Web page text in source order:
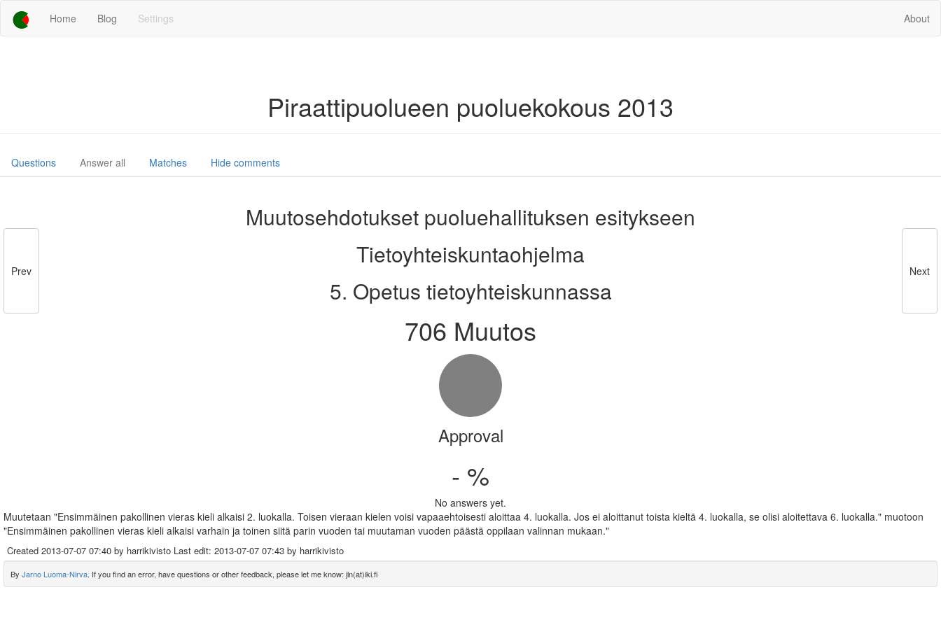
Home Blog Settings About
Piraattipuolueen puoluekokous 2013
Questions Answer all Matches Hide comments
Prev
Muutosehdotukset puoluehallituksen esitykseen
Tietoyhteiskuntaohjelma
5. Opetus tietoyhteiskunnassa
706 Muutos
Next
Approval
- %
No answers yet.
Muutetaan "Ensimmäinen pakollinen vieras kieli alkaisi 2. luokalla. Toisen vieraan kielen voisi vapaaehtoisesti aloittaa 4. luokalla. Jos ei aloittanut toista kieltä 4. luokalla, se olisi aloitettava 6. luokalla." muotoon
"Ensimmäinen pakollinen vieras kieli alkaisi varhain ja toinen siitä parin vuoden tai muutaman vuoden päästä oppilaan valinnan mukaan."
Created 2013-07-07 07:40 by harrikivisto Last edit: 2013-07-07 07:43 by harrikivisto
By Jarno Luoma-Nirva. If you find an error, have questions or other feedback, please let me know: jln(at)iki.fi